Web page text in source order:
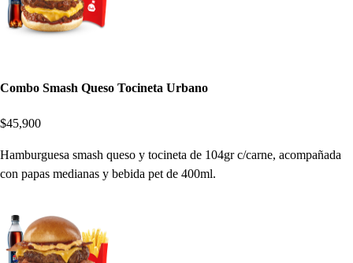
Combo Smash Queso Tocineta Urbano
$45,900
Hamburguesa smash queso y tocineta de 104gr c/carne, acompañada
con papas medianas y bebida pet de 400ml.